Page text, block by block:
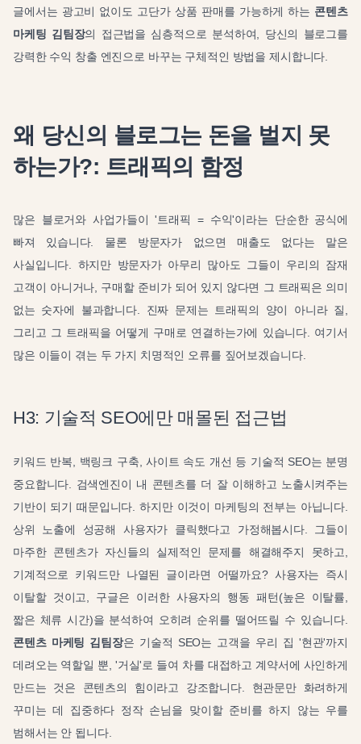
글에서는 광고비 없이도 고단가 상품 판매를 가능하게 하는 콘텐츠
마케팅 김팀장의 접근법을 심층적으로 분석하여, 당신의 블로그를
강력한 수익 창출 엔진으로 바꾸는 구체적인 방법을 제시합니다.
왜 당신의 블로그는 돈을 벌지 못
하는가?: 트래픽의 함정
많은 블로거와 사업가들이 '트래픽 = 수익'이라는 단순한 공식에
빠져 있습니다. 물론 방문자가 없으면 매출도 없다는 말은
사실입니다. 하지만 방문자가 아무리 많아도 그들이 우리의 잠재
고객이 아니거나, 구매할 준비가 되어 있지 않다면 그 트래픽은 의미
없는 숫자에 불과합니다. 진짜 문제는 트래픽의 양이 아니라 질,
그리고 그 트래픽을 어떻게 구매로 연결하는가에 있습니다. 여기서
많은 이들이 겪는 두 가지 치명적인 오류를 짚어보겠습니다.
H3: 기술적 SEO에만 매몰된 접근법
키워드 반복, 백링크 구축, 사이트 속도 개선 등 기술적 SEO는 분명
중요합니다. 검색엔진이 내 콘텐츠를 더 잘 이해하고 노출시켜주는
기반이 되기 때문입니다. 하지만 이것이 마케팅의 전부는 아닙니다.
상위 노출에 성공해 사용자가 클릭했다고 가정해봅시다. 그들이
마주한 콘텐츠가 자신들의 실제적인 문제를 해결해주지 못하고,
기계적으로 키워드만 나열된 글이라면 어떨까요? 사용자는 즉시
이탈할 것이고, 구글은 이러한 사용자의 행동 패턴(높은 이탈률,
짧은 체류 시간)을 분석하여 오히려 순위를 떨어뜨릴 수 있습니다.
콘텐츠 마케팅 김팀장은 기술적 SEO는 고객을 우리 집 '현관'까지
데려오는 역할일 뿐, '거실'로 들여 차를 대접하고 계약서에 사인하게
만드는 것은 콘텐츠의 힘이라고 강조합니다. 현관문만 화려하게
꾸미는 데 집중하다 정작 손님을 맞이할 준비를 하지 않는 우를
범해서는 안 됩니다.